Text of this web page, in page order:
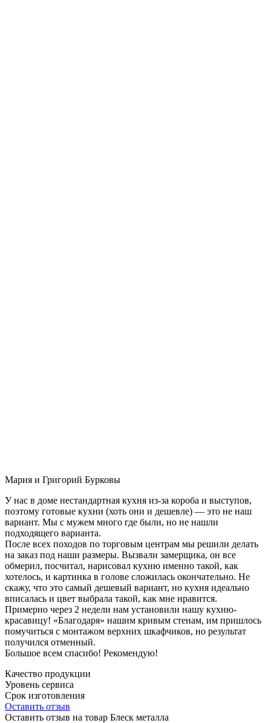
Мария и Григорий Бурковы
У нас в доме нестандартная кухня из-за короба и выступов,
поэтому готовые кухни (хоть они и дешевле) — это не наш
вариант. Мы с мужем много где были, но не нашли
подходящего варианта.
После всех походов по торговым центрам мы решили делать
на заказ под наши размеры. Вызвали замерщика, он все
обмерил, посчитал, нарисовал кухню именно такой, как
хотелось, и картинка в голове сложилась окончательно. Не
скажу, что это самый дешевый вариант, но кухня идеально
вписалась и цвет выбрала такой, как мне нравится.
Примерно через 2 недели нам установили нашу кухню-
красавицу! «Благодаря» нашим кривым стенам, им пришлось
помучиться с монтажом верхних шкафчиков, но результат
получился отменный.
Большое всем спасибо! Рекомендую!
Качество продукции
Уровень сервиса
Срок изготовления
Оставить отзыв
Оставить отзыв на товар Блеск металла